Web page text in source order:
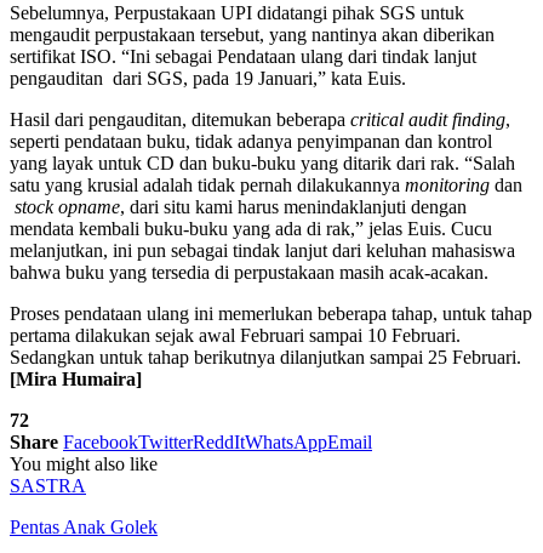
Sebelumnya, Perpustakaan UPI didatangi pihak SGS untuk
mengaudit perpustakaan tersebut, yang nantinya akan diberikan
sertifikat ISO. “Ini sebagai Pendataan ulang dari tindak lanjut
pengauditan dari SGS, pada 19 Januari,” kata Euis.
Hasil dari pengauditan, ditemukan beberapa critical audit finding,
seperti pendataan buku, tidak adanya penyimpanan dan kontrol
yang layak untuk CD dan buku-buku yang ditarik dari rak. “Salah
satu yang krusial adalah tidak pernah dilakukannya monitoring dan
stock opname, dari situ kami harus menindaklanjuti dengan
mendata kembali buku-buku yang ada di rak,” jelas Euis. Cucu
melanjutkan, ini pun sebagai tindak lanjut dari keluhan mahasiswa
bahwa buku yang tersedia di perpustakaan masih acak-acakan.
Proses pendataan ulang ini memerlukan beberapa tahap, untuk tahap
pertama dilakukan sejak awal Februari sampai 10 Februari.
Sedangkan untuk tahap berikutnya dilanjutkan sampai 25 Februari.
[Mira Humaira]
72
Share FacebookTwitterReddItWhatsAppEmail
You might also like
SASTRA
Pentas Anak Golek